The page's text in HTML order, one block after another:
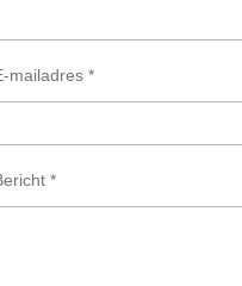
mailadres *
*